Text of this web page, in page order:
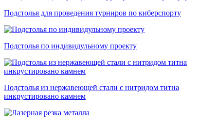
Подстолья для проведения турниров по киберспорту
Подстолья по индивидульному проекту
Подстолья из нержавеющей стали с нитридом титна
инкрустировано камнем